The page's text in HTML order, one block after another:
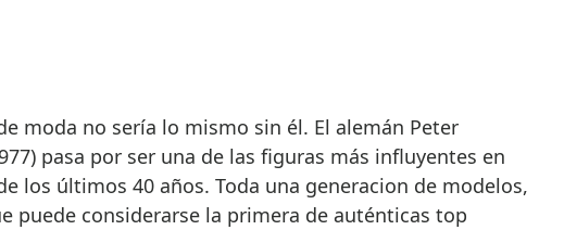
pasa por ser una de las figuras más influyentes en
los últimos 40 años. Toda una generacion de modelos,
puede considerarse la primera de auténticas top